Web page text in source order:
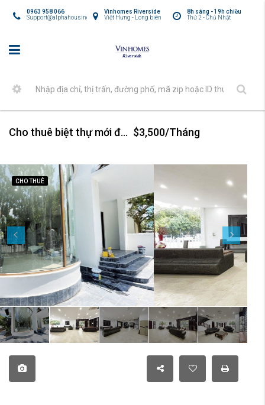
8h sáng - 19h chiều
Thứ 2 - Chủ Nhật
Vinhomes Riverside
Việt Hưng - Long biên
0963 958 066
Support@alphahousing.vn
Cho thuê biệt thự mới đẹp tại Vinhomes Riverside $3,500/Tháng
CHO THUÊ